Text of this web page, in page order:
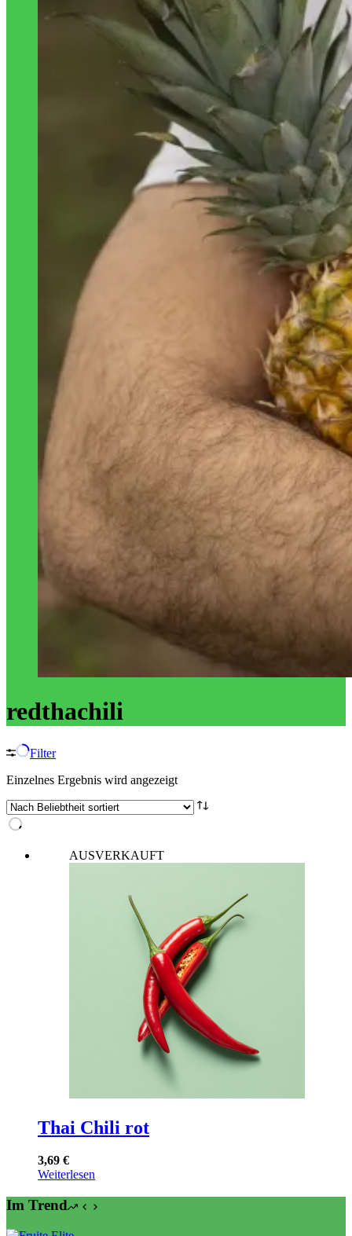
redthachili
Filter
Einzelnes Ergebnis wird angezeigt
AUSVERKAUFT
Thai Chili rot
3,69 €
Weiterlesen
Im Trend